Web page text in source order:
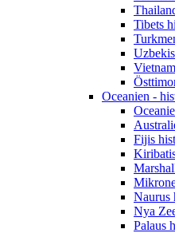
Tibets
Oceanien -
Fijis
Naurus
Nya
Palaus